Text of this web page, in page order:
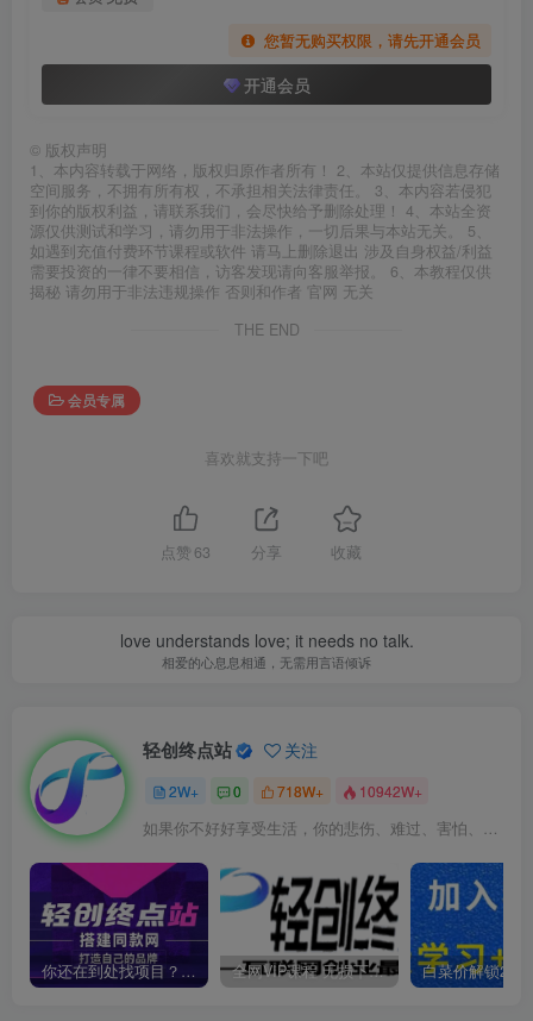
您暂无购买权限，请先开通会员
开通会员
© 版权声明
1、本内容转载于网络，版权归原作者所有！ 2、本站仅提供信息存储
空间服务，不拥有所有权，不承担相关法律责任。 3、本内容若侵犯
到你的版权利益，请联系我们，会尽快给予删除处理！ 4、本站全资
源仅供测试和学习，请勿用于非法操作，一切后果与本站无关。 5、
如遇到充值付费环节课程或软件 请马上删除退出 涉及自身权益/利益
需要投资的一律不要相信，访客发现请向客服举报。 6、本教程仅供
揭秘 请勿用于非法违规操作 否则和作者 官网 无关
THE END
会员专属
喜欢就支持一下吧
点赞 63 分享 收藏
love understands love; it needs no talk.
相爱的心息息相通，无需用言语倾诉
轻创终点站 关注
2W+ 0 718W+ 10942W+
如果你不好好享受生活，你的悲伤、难过、害怕、羞愧和内疚会代替你享受
你还在到处找项目？还在当韭菜？我靠卖项目一个月收入5万+，曾经我也是个失败者。 全网VIP课程 无损下载~